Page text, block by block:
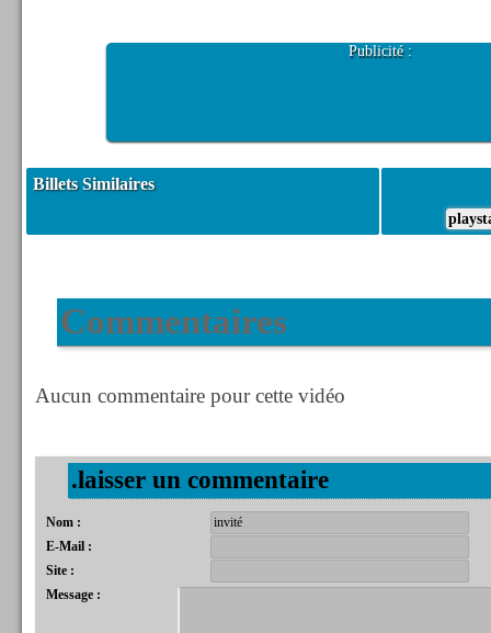
Publicité :
Billets Similaires
Commentaires
Aucun commentaire pour cette vidéo
.laisser un commentaire
Nom :
E-Mail :
Site :
Message :